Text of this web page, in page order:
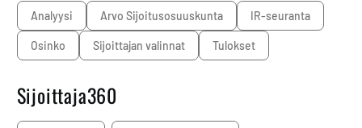
analyysi Arvo Sijoitusosuuskunta IR-seuranta
osinko sijoittajan valinnat tulokset
Sijoittaja360